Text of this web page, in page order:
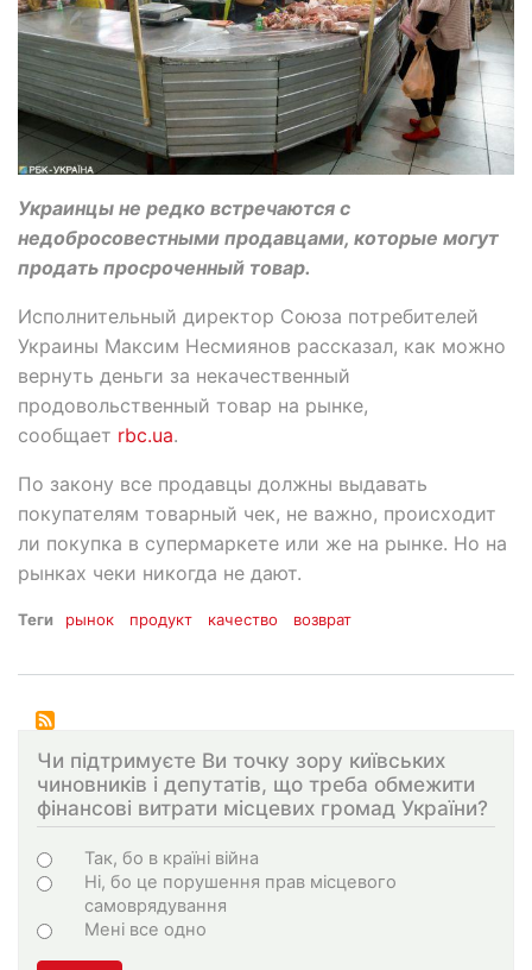
Украинцы не редко встречаются с
недобросовестными продавцами, которые могут
продать просроченный товар.
Исполнительный директор Союза потребителей
Украины Максим Несмиянов рассказал, как можно
вернуть деньги за некачественный
продовольственный товар на рынке,
сообщает rbc.ua.
По закону все продавцы должны выдавать
покупателям товарный чек, не важно, происходит
ли покупка в супермаркете или же на рынке. Но на
рынках чеки никогда не дают.
Теги рынок продукт качество возврат
Чи підтримуєте Ви точку зору київських
чиновників і депутатів, що треба обмежити
фінансові витрати місцевих громад України?
Choices
Так, бо в країні війна
Ні, бо це порушення прав місцевого
самоврядування
Мені все одно